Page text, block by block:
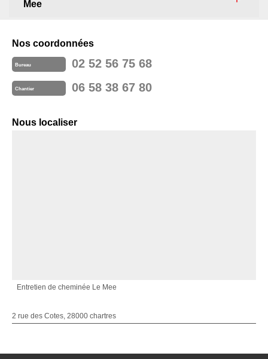
Mee
Nos coordonnées
Bureau 02 52 56 75 68
Chantier 06 58 38 67 80
Nous localiser
Entretien de cheminée Le Mee
2 rue des Cotes, 28000 chartres